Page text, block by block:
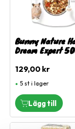
Bunny Nature
Dream Expert
129,00 kr
5 st i lager